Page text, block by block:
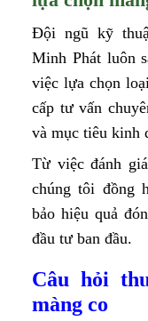
Đội ngũ kỹ
Minh Phát luôn
việc lựa chọn
cấp tư vấn
và mục tiêu kinh
Từ việc đánh
chúng tôi đồng
bảo hiệu quả
đầu tư ban đầu.
Câu hỏi
màng co